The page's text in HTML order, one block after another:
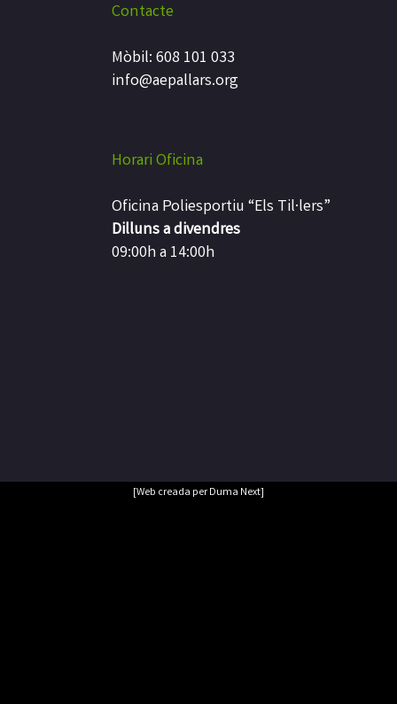
Contacte
Mòbil: 608 101 033
info@aepallars.org
Horari Oficina
Oficina Poliesportiu “Els Til·lers”
Dilluns a divendres
09:00h a 14:00h
[Web creada per Duma Next]